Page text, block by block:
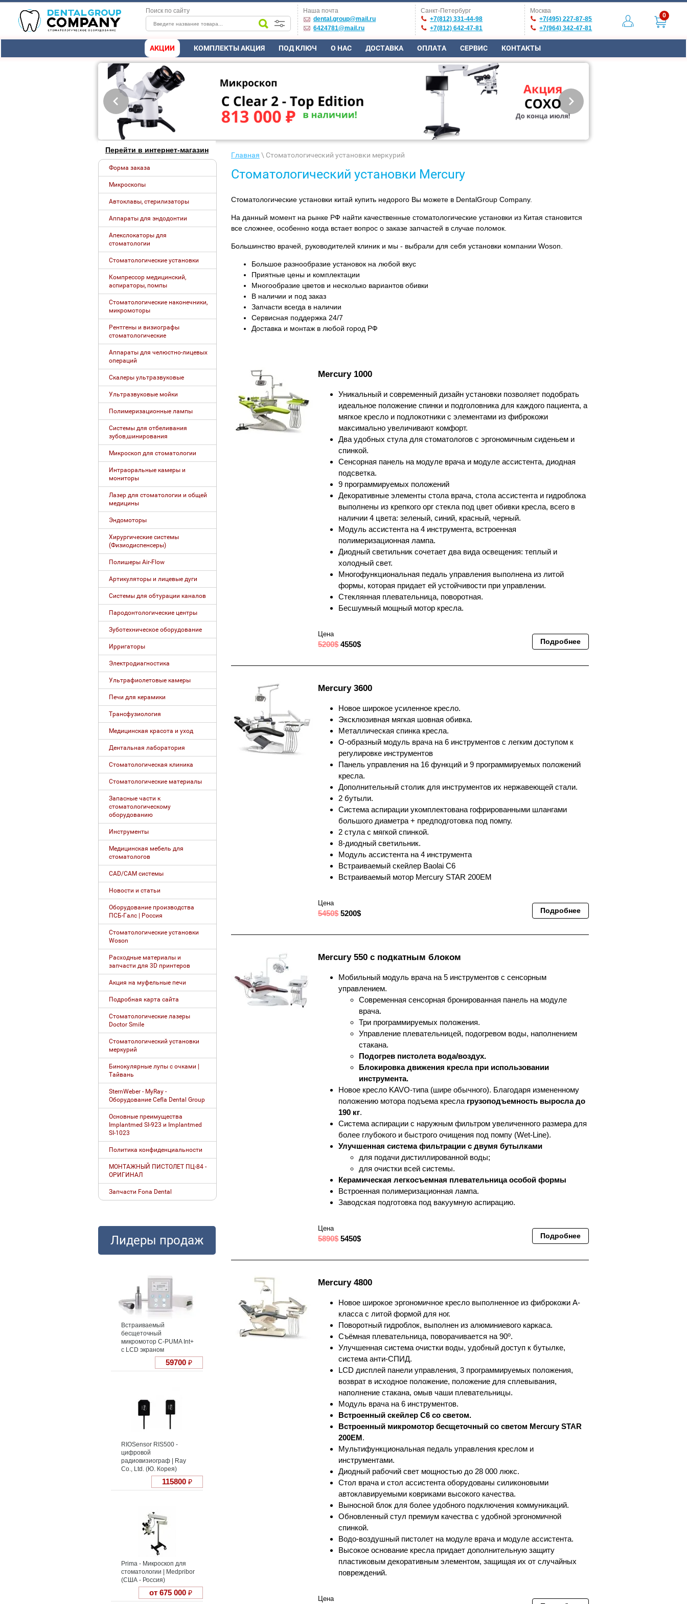
Поиск по сайту
Наша почта
dental.group@mail.ru
6424781@mail.ru
Санкт-Петербург
+7(812) 331-44-98
+7(812) 642-47-81
Москва
+7(495) 227-87-85
+7(964) 342-47-81
0
АКЦИИ КОМПЛЕКТЫ АКЦИЯ ПОД КЛЮЧ О НАС ДОСТАВКА ОПЛАТА СЕРВИС КОНТАКТЫ
Перейти в интернет-магазин
Форма заказа
Микроскопы
Автоклавы, стерилизаторы
Аппараты для эндодонтии
Апекслокаторы для
стоматологии
Стоматологические установки
Компрессор медицинский,
аспираторы, помпы
Стоматологические наконечники,
микромоторы
Рентгены и визиографы
стоматологические
Аппараты для челюстно-лицевых
операций
Скалеры ультразвуковые
Ультразвуковые мойки
Полимеризационные лампы
Системы для отбеливания
зубов,шинирования
Микроскоп для стоматологии
Интраоральные камеры и
мониторы
Лазер для стоматологии и общей
медицины
Эндомоторы
Хирургические системы
(Физиодиспенсеры)
Полишеры Air-Flow
Артикуляторы и лицевые дуги
Системы для обтурации каналов
Пародонтологические центры
Зуботехническое оборудование
Ирригаторы
Электродиагностика
Ультрафиолетовые камеры
Печи для керамики
Трансфузиология
Медицинская красота и уход
Дентальная лаборатория
Стоматологическая клиника
Стоматологические материалы
Запасные части к
стоматологическому
оборудованию
Инструменты
Медицинская мебель для
стоматологов
CAD/CAM системы
Новости и статьи
Оборудование производства
ПСБ-Галс | Россия
Стоматологические установки
Woson
Расходные материалы и
запчасти для 3D принтеров
Акция на муфельные печи
Подробная карта сайта
Стоматологические лазеры
Doctor Smile
Стоматологический установки
меркурий
Бинокулярные лупы с очками |
Тайвань
SternWeber - MyRay -
Оборудование Cefla Dental Group
Основные преимущества
Implantmed SI-923 и Implantmed
SI-1023
Политика конфиденциальности
МОНТАЖНЫЙ ПИСТОЛЕТ ПЦ-84 -
ОРИГИНАЛ
Запчасти Fona Dental
Лидеры продаж
Встраиваемый
бесщеточный
микромотор С-PUMA Int+
с LCD экраном
59700 ₽
RIOSensor RIS500 -
цифровой
радиовизиограф | Ray
Co., Ltd. (Ю. Корея)
115800 ₽
Prima - Микроскоп для
стоматологии | Medpribor
(США - Россия)
от 675 000 ₽
Главная \ Стоматологический установки меркурий
Стоматологический установки Mercury
Стоматологические установки китай купить недорого Вы можете в DentalGroup Company.
На данный момент на рынке РФ найти качественные стоматологические установки из Китая становится
все сложнее, особенно когда встает вопрос о заказе запчастей в случае поломок.
Большинство врачей, руководителей клиник и мы - выбрали для себя установки компании Woson.
Большое разнообразие установок на любой вкус
Приятные цены и комплектации
Многообразие цветов и несколько вариантов обивки
В наличии и под заказ
Запчасти всегда в наличии
Сервисная поддержка 24/7
Доставка и монтаж в любой город РФ
Mercury 1000
Уникальный и современный дизайн установки позволяет подобрать
идеальное положение спинки и подголовника для каждого пациента, а
мягкое кресло и подлокотники с элементами из фиброкожи
максимально увеличивают комфорт.
Два удобных стула для стоматологов с эргономичным сиденьем и
спинкой.
Сенсорная панель на модуле врача и модуле ассистента, диодная
подсветка.
9 программируемых положений
Декоративные элементы стола врача, стола ассистента и гидроблока
выполнены из крепкого орг стекла под цвет обивки кресла, всего в
наличии 4 цвета: зеленый, синий, красный, черный.
Модуль ассистента на 4 инструмента, встроенная
полимеризационная лампа.
Диодный светильник сочетает два вида освещения: теплый и
холодный свет.
Многофункциональная педаль управления выполнена из литой
формы, которая придает ей устойчивости при управлении.
Стеклянная плевательница, поворотная.
Бесшумный мощный мотор кресла.
Цена
5200$ 4550$ Подробнее
Mercury 3600
Новое широкое усиленное кресло.
Эксклюзивная мягкая шовная обивка.
Металлическая спинка кресла.
О-образный модуль врача на 6 инструментов с легким доступом к
регулировке инструментов
Панель управления на 16 функций и 9 программируемых положений
кресла.
Дополнительный столик для инструментов их нержавеющей стали.
2 бутыли.
Система аспирации укомплектована гофрированными шлангами
большого диаметра + предподготовка под помпу.
2 стула с мягкой спинкой.
8-диодный светильник.
Модуль ассистента на 4 инструмента
Встраиваемый скейлер Baolai C6
Встраиваемый мотор Mercury STAR 200EM
Цена
5450$ 5200$ Подробнее
Mercury 550 с подкатным блоком
Мобильный модуль врача на 5 инструментов с сенсорным
управлением.
Современная сенсорная бронированная панель на модуле
врача.
Три программируемых положения.
Управление плевательницей, подогревом воды, наполнением
стакана.
Подогрев пистолета вода/воздух.
Блокировка движения кресла при использовании
инструмента.
Новое кресло KAVO-типа (шире обычного). Благодаря измененному
положению мотора подъема кресла грузоподъемность выросла до
190 кг.
Система аспирации с наружным фильтром увеличенного размера для
более глубокого и быстрого очищения под помпу (Wet-Line).
Улучшенная система фильтрации с двумя бутылками
для подачи дистиллированной воды;
для очистки всей системы.
Керамическая легкосъемная плевательница особой формы
Встроенная полимеризационная лампа.
Заводская подготовка под вакуумную аспирацию.
Цена
5890$ 5450$ Подробнее
Mercury 4800
Новое широкое эргономичное кресло выполненное из фиброкожи А-
класса с литой формой для ног.
Поворотный гидроблок, выполнен из алюминиевого каркаса.
Съёмная плевательница, поворачивается на 90o.
Улучшенная система очистки воды, удобный доступ к бутылке,
система анти-СПИД.
LCD дисплей панели управления, 3 программируемых положения,
возврат в исходное положение, положение для сплевывания,
наполнение стакана, омыв чаши плевательницы.
Модуль врача на 6 инструментов.
Встроенный скейлер C6 со светом.
Встроенный микромотор бесщеточный со светом Mercury STAR
200EM.
Мультифункциональная педаль управления креслом и
инструментами.
Диодный рабочий свет мощностью до 28 000 люкс.
Стол врача и стол ассистента оборудованы силиконовыми
автоклавируемыми ковриками высокого качества.
Выносной блок для более удобного подключения коммуникаций.
Обновленный стул премиум качества с удобной эргономичной
спинкой.
Водо-воздушный пистолет на модуле врача и модуле ассистента.
Высокое основание кресла придает дополнительную защиту
пластиковым декоративным элементом, защищая их от случайных
повреждений.
Цена